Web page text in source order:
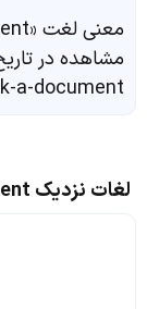
معنی لغت «leak a document» در
a-document
لغات نزدیک leak a document